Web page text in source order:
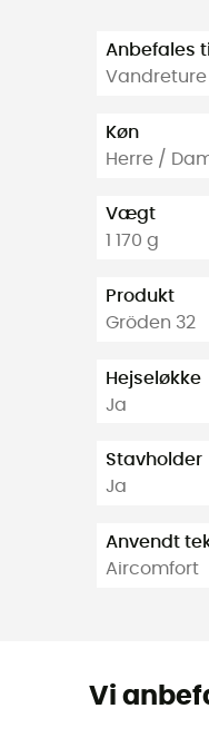
Anbefales
Vandreture
Køn
Herre /
Vægt
1 170 g
Produkt
Gröden 32
Hejseløkke
Ja
Stavholder
Ja
Anvendt
Aircomfort
Vi